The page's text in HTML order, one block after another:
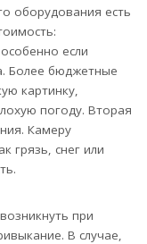
оборудования есть
если
Более бюджетные
картинку,
погоду. Вторая
Камеру
грязь, снег или
при
В случае,